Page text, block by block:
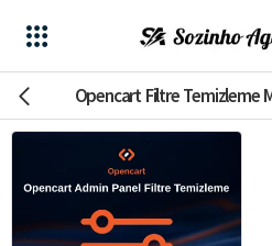
Opencart Filtre Temizleme